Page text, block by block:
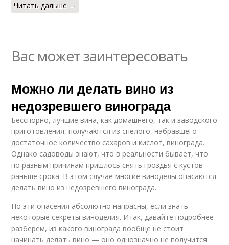
Читать дальше →
Вас может заинтересовать
Можно ли делать вино из
недозревшего винограда
Бесспорно, лучшие вина, как домашнего, так и заводского
приготовления, получаются из спелого, набравшего
достаточное количество сахаров и кислот, винограда.
Однако садоводы знают, что в реальности бывает, что
по разным причинам пришлось снять гроздья с кустов
раньше срока. В этом случае многие виноделы опасаются
делать вино из недозревшего винограда.
Но эти опасения абсолютно напрасны, если знать
некоторые секреты виноделия. Итак, давайте подробнее
разберем, из какого винограда вообще не стоит
начинать делать вино — оно однозначно не получится